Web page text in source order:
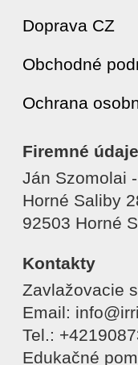
Doprava CZ
Obchodné
Ochrana
Firemné údaje
Ján Szomolai
Horné Saliby
92503 Horné
Kontakty
Zavlažovacie
Email:
Tel.:
Edukačné